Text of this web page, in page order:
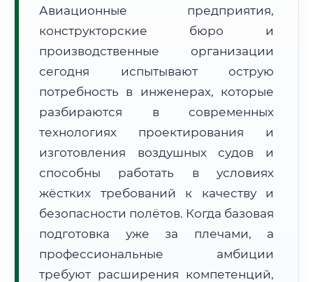
Расчет логистики оригиналов:
• Маршрут транзита:~2 797 км
• Экспресс-доставка СДЭК / Почтой:4–6 рабочих дней
📜 Документы и аккредитация ФИС ФРДО
🔍Нажмите на документ для увеличения и просмотра
Авиационные предприятия,
конструкторские бюро и
производственные организации
сегодня испытывают острую
потребность в инженерах, которые
разбираются в современных
технологиях проектирования и
изготовления воздушных судов и
способны работать в условиях
жёстких требований к качеству и
безопасности полётов. Когда базовая
подготовка уже за плечами, а
профессиональные амбиции
требуют расширения компетенций,